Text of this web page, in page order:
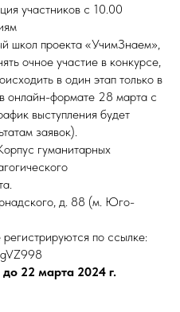
участников с 10.00
школ проекта «УчимЗнаем»,
очное участие в конкурсе,
в один этап только в
онлайн-формате 28 марта с
выступления будет
заявок).
гуманитарных
д. 88 (м. Юго-
по ссылке:
до 22 марта 2024 г.